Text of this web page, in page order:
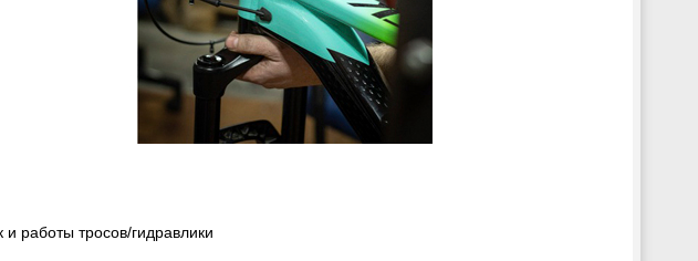
работы тросов/гидравлики